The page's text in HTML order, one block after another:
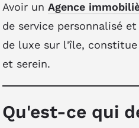
Avoir un Agence
de service personnalisé
de luxe sur l'île,
et serein.
Qu'est-ce qui